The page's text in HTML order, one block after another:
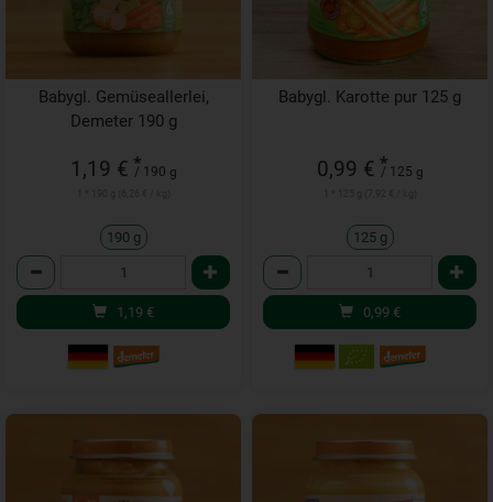
Babygl. Gemüseallerlei,
Demeter 190 g
1,19 € *
/ 190 g
190 g
Anzahl
1,19 €
Babygl. Karotte pur 125 g
0,99 € *
/ 125 g
125 g
Anzahl
0,99 €